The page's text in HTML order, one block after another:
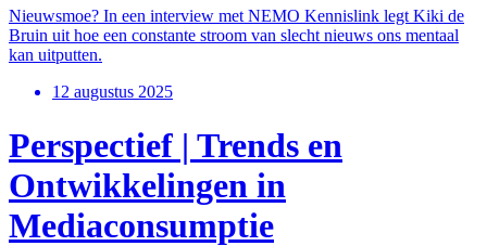
Nieuwsmoe? In een interview met NEMO Kennislink legt Kiki de
Bruin uit hoe een constante stroom van slecht nieuws ons mentaal
kan uitputten.
12 augustus 2025
Perspectief | Trends en
Ontwikkelingen in
Mediaconsumptie